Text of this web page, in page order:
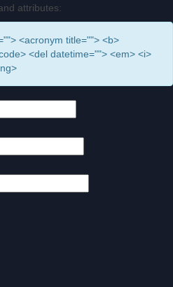
attributes:
<acronym title=""> <b>
<del datetime=""> <em> <i>